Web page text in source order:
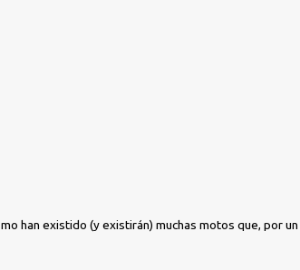
han existido (y existirán) muchas motos que, por un